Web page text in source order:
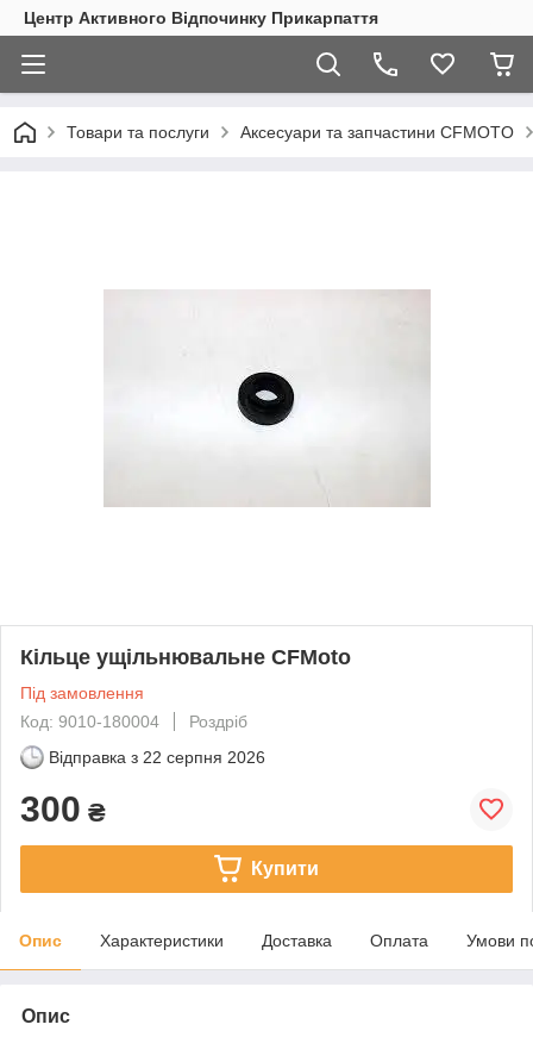
Центр Активного Відпочинку Прикарпаття
Товари та послуги Аксесуари та запчастини CFMOTO
Кільце ущільнювальне CFMoto
Під замовлення
Код: 9010-180004
Роздріб
Відправка з 22 серпня 2026
300 ₴
Купити
Опис Характеристики Доставка Оплата Умови
Опис